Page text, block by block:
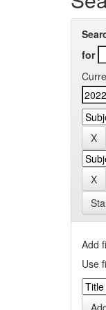
for
Add
Use